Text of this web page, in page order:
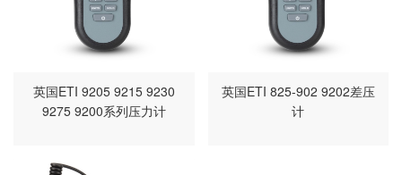
英国ETI 9205 9215 9230
9275 9200系列压力计
英国ETI 825-902 9202差压
计